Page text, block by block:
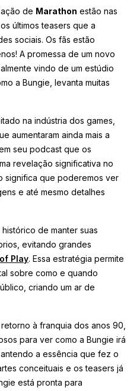
de Marathon estão nas
últimos teasers que a
sociais. Os fãs estão
A promessa de um novo
vindo de um estúdio
a Bungie, levanta muitas
na indústria dos games,
aumentaram ainda mais a
seu podcast que os
revelação significativa no
significa que poderemos ver
e até mesmo detalhes
de manter suas
evitando grandes
Play. Essa estratégia permite
sobre como e quando
criando um ar de
à franquia dos anos 90,
para ver como a Bungie irá
a essência que fez o
conceituais e os teasers já
está pronta para